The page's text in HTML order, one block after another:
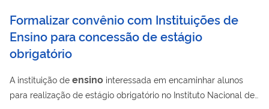
Formalizar convênio com Instituições de
Ensino para concessão de estágio
obrigatório
A instituição de ensino interessada em encaminhar alunos
para realização de estágio obrigatório no Instituto Nacional de